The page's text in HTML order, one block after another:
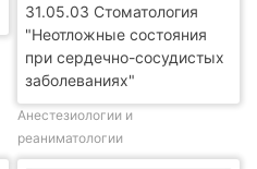
31.05.03 Стоматология
"Неотложные состояния
при сердечно-сосудистых
заболеваниях"
Анестезиологии и
реаниматологии